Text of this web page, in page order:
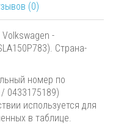
(0)
-
Страна-
номер по
0433175189)
используется для
в таблице.